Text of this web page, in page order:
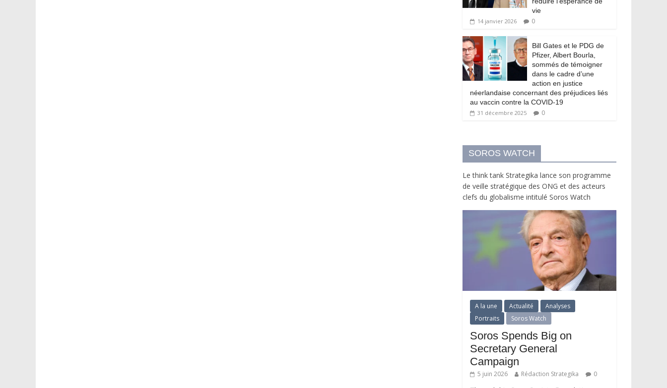
vie
14 janvier 2026 0
Bill Gates et le PDG de
Pfizer, Albert Bourla,
sommés de témoigner
dans le cadre d’une
action en justice
néerlandaise concernant des préjudices liés
au vaccin contre la COVID-19
31 décembre 2025 0
SOROS WATCH
Le think tank Strategika lance son programme
de veille stratégique des ONG et des acteurs
clefs du globalisme intitulé Soros Watch
A la une Actualité
Analyses
Portraits
Soros Watch
Soros Spends Big on
Secretary General
Campaign
5 juin 2026 Rédaction Strategika 0